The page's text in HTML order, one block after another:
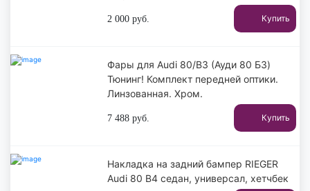
2 000 руб. Купить
Фары для Audi 80/B3 (Ауди 80 Б3)
Тюнинг! Комплект передней оптики.
Линзованная. Хром.
7 488 руб. Купить
Накладка на задний бампер RIEGER
Audi 80 B4 седан, универсал, хетчбек